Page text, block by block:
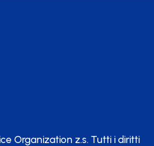
Organization z.s.Tutti i diritti